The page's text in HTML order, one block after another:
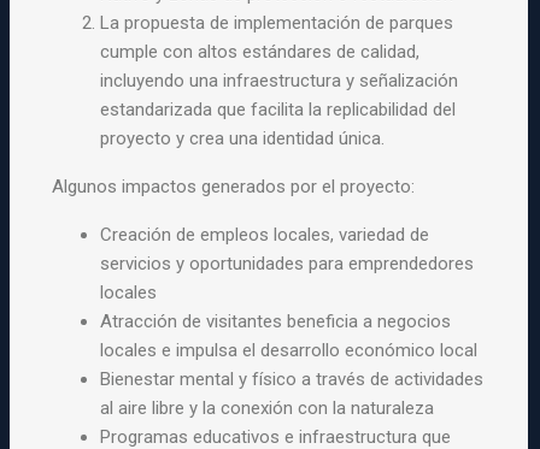
La propuesta de implementación de parques
cumple con altos estándares de calidad,
incluyendo una infraestructura y señalización
estandarizada que facilita la replicabilidad del
proyecto y crea una identidad única.
Algunos impactos generados por el proyecto:
Creación de empleos locales, variedad de
servicios y oportunidades para emprendedores
locales
Atracción de visitantes beneficia a negocios
locales e impulsa el desarrollo económico local
Bienestar mental y físico a través de actividades
al aire libre y la conexión con la naturaleza
Programas educativos e infraestructura que